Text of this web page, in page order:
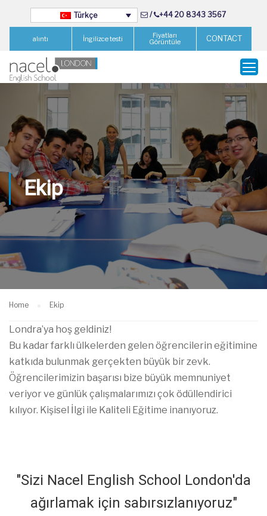
Türkçe / +44 20 8343 3567
alıntı İngilizce testi Fiyatları
Görüntüle CONTACT
Ekip
Home Ekip
Londra’ya hoş geldiniz!
Bu kadar farklı ülkelerden gelen öğrencilerin eğitimine
katkıda bulunmak gerçekten büyük bir zevk.
Öğrencilerimizin başarısı bize büyük memnuniyet
veriyor ve günlük çalışmalarımızı çok ödüllendirici
kılıyor. Kişisel İlgi ile Kaliteli Eğitime inanıyoruz.
"Sizi Nacel English School London'da
ağırlamak için sabırsızlanıyoruz"